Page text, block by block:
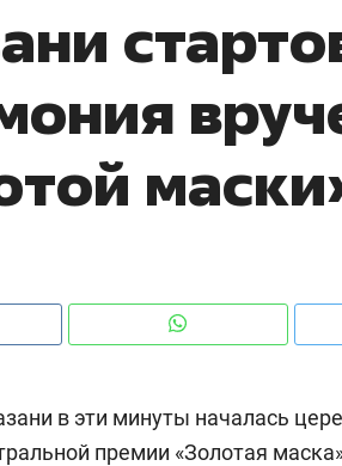
в эти минуты началась
премии «Золотая
правил, бизнес может
потерять минимум
Как бизнесу выйти на зарубежные
рынки, почему надо знать аксакалов и
чем интересен Оман?